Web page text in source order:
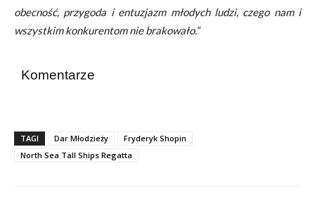
obecność, przygoda i entuzjazm młodych ludzi, czego nam i
wszystkim konkurentom nie brakowało.”
Komentarze
TAGI Dar Młodzieży
Fryderyk Shopin
North Sea Tall Ships Regatta